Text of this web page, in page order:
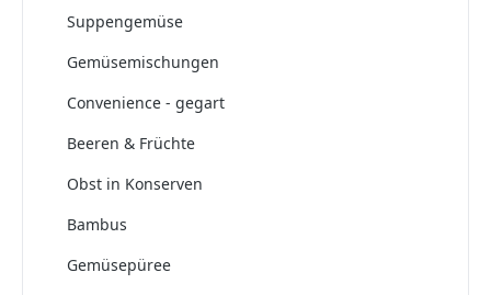
Suppengemüse
Gemüsemischungen
Convenience - gegart
Beeren & Früchte
Obst in Konserven
Bambus
Gemüsepüree